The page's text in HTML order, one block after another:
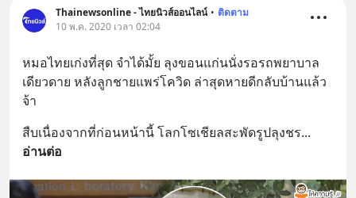
Thainewsonline - ไทยนิวส์ออนไลน์ • ติดตาม
10 พ.ค. 2020 เวลา 02:04
หมอไทยเก่งที่สุด จำได้มั้ย ลุงขอนแก่นนั่งรอรถพยาบาล
เดียวดาย หลังลูกชายแพร่โควิด ล่าสุดหายดีกลับบ้านแล้ว
จ้า
สืบเนื่องจากที่ก่อนหน้านี้ โลกโซเชียลสะพัดรูปลุงชร
อ่านต่อ